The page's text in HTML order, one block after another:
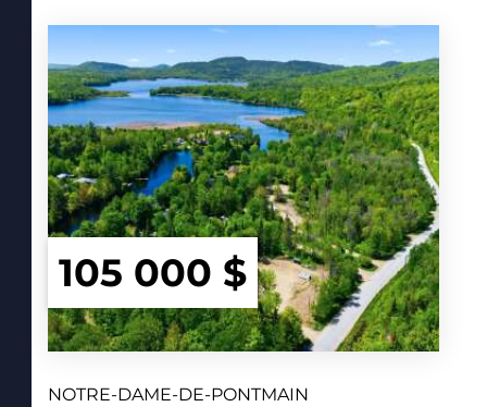
105 000 $
NOTRE-DAME-DE-PONTMAIN